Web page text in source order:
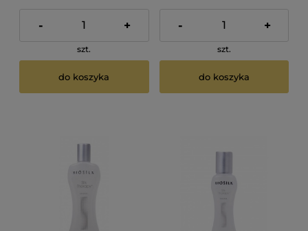
- +
szt.
do koszyka
- +
szt.
do koszyka